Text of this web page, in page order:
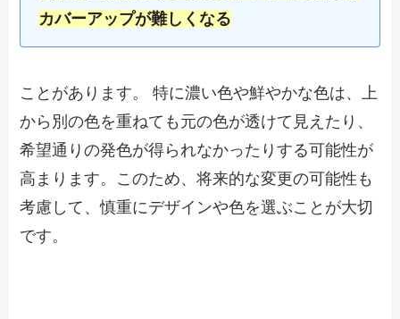
カバーアップが難しくなる
ことがあります。 特に濃い色や鮮やかな色は、上
から別の色を重ねても元の色が透けて見えたり、
希望通りの発色が得られなかったりする可能性が
高まります。このため、将来的な変更の可能性も
考慮して、慎重にデザインや色を選ぶことが大切
です。